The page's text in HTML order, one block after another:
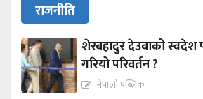
राजनीति
शेरबहादुर देउवाको स्वदेश
गरियो परिवर्तन ?
नेपाली पब्लिक